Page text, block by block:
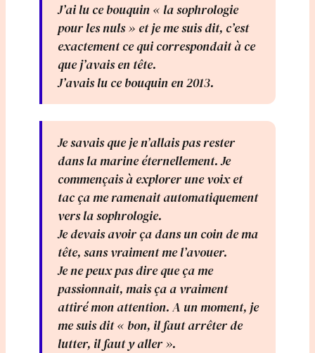
J’ai lu ce bouquin « la sophrologie
pour les nuls » et je me suis dit, c’est
exactement ce qui correspondait à ce
que j’avais en tête.
J’avais lu ce bouquin en 2013.
Je savais que je n’allais pas rester
dans la marine éternellement. Je
commençais à explorer une voix et
tac ça me ramenait automatiquement
vers la sophrologie.
Je devais avoir ça dans un coin de ma
tête, sans vraiment me l’avouer.
Je ne peux pas dire que ça me
passionnait, mais ça a vraiment
attiré mon attention. A un moment, je
me suis dit « bon, il faut arrêter de
lutter, il faut y aller ».